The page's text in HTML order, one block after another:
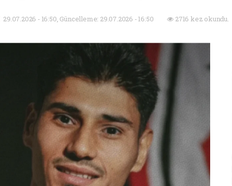
29.07.2026 - 16:50, Güncelleme: 29.07.2026 - 16:50 2716 kez okundu.